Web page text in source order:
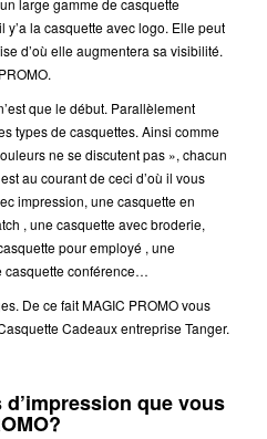
la casquette avec logo. Elle peut
d’où elle augmentera sa visibilité.
que le début. Parallèlement
types de casquettes. Ainsi comme
ne se discutent pas », chacun
au courant de ceci d’où il vous
impression, une casquette en
, une casquette avec broderie,
pour employé , une
casquette conférence…
De ce fait MAGIC PROMO vous
Cadeaux entreprise Tanger.
que vous